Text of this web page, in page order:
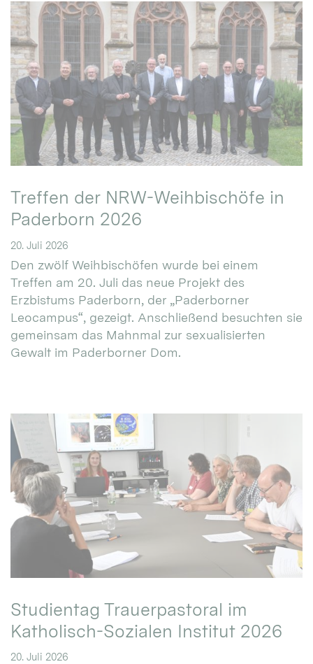
Treffen der NRW-Weihbischöfe in
Paderborn 2026
20. Juli 2026
Den zwölf Weihbischöfen wurde bei einem
Treffen am 20. Juli das neue Projekt des
Erzbistums Paderborn, der „Paderborner
Leocampus“, gezeigt. Anschließend besuchten sie
gemeinsam das Mahnmal zur sexualisierten
Gewalt im Paderborner Dom.
Studientag Trauerpastoral im
Katholisch-Sozialen Institut 2026
20. Juli 2026